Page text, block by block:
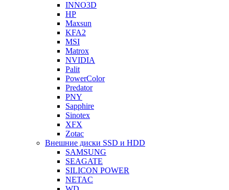
INNO3D
HP
Maxsun
KFA2
MSI
Matrox
NVIDIA
Palit
PowerColor
Predator
PNY
Sapphire
Sinotex
XFX
Zotac
Внешние диски SSD и HDD
SAMSUNG
SEAGATE
SILICON POWER
NETAC